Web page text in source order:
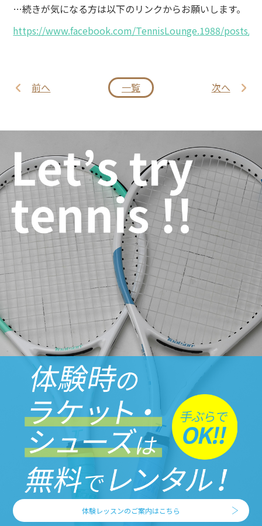
…続きが気になる方は以下のリンクからお願いします。
https://www.facebook.com/TennisLounge.1988/posts/
前へ 一覧 次へ
体験レッスンのご案内はこちら